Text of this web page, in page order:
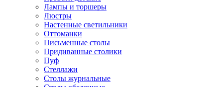
Лампы и торшеры
Люстры
Настенные светильники
Оттоманки
Письменные столы
Придиванные столики
Пуф
Стеллажи
Столы журнальные